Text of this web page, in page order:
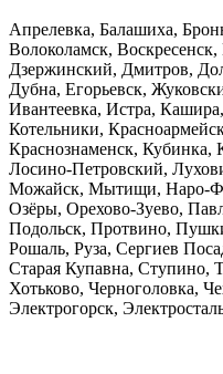
Апрелевка, Балашиха,
Волоколамск,
Дзержинский, Дмитров,
Дубна, Егорьевск,
Ивантеевка, Истра,
Котельники,
Краснознаменск, Кубинка,
Лосино-Петровский,
Можайск, Мытищи, Наро-
Озёры, Орехово-Зуево,
Подольск, Протвино,
Рошаль, Руза, Сергиев
Старая Купавна, Ступино,
Хотьково, Черноголовка,
Электрогорск,